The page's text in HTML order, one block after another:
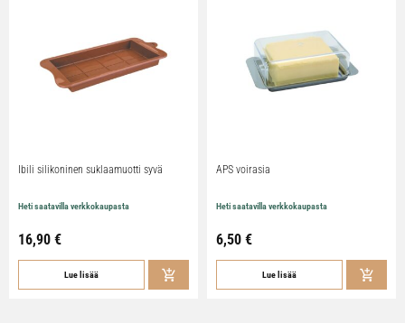
Ibili silikoninen suklaamuotti syvä
Heti saatavilla verkkokaupasta
16,90 €
Lue lisää
APS voirasia
Heti saatavilla verkkokaupasta
6,50 €
Lue lisää